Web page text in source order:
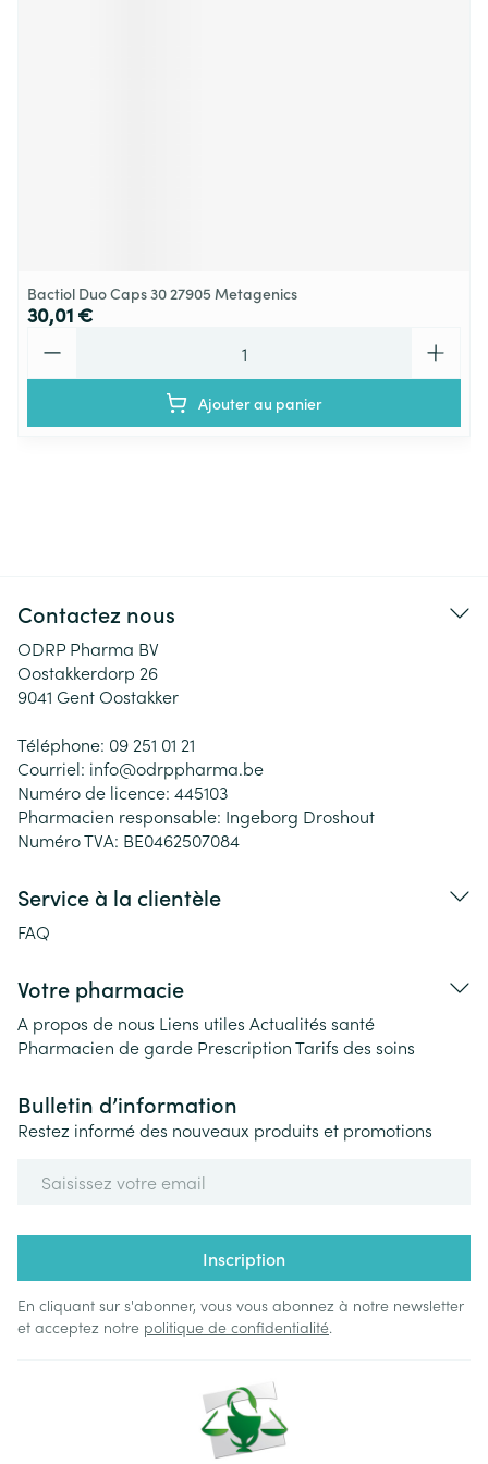
Bactiol Duo Caps 30 27905 Metagenics
30,01 €
Ajouter au panier
Contactez nous
ODRP Pharma BV
Oostakkerdorp 26
9041 Gent Oostakker
Téléphone: 09 251 01 21
Courriel: info@odrppharma.be
Numéro de licence: 445103
Pharmacien responsable: Ingeborg Droshout
Numéro TVA: BE0462507084
Service à la clientèle
FAQ
Votre pharmacie
A propos de nous Liens utiles Actualités santé
Pharmacien de garde PrescriptionTarifs des soins
Bulletin d’information
Restez informé des nouveaux produits et promotions
Inscription
En cliquant sur s'abonner, vous vous abonnez à notre newsletter
et acceptez notre politique de confidentialité.